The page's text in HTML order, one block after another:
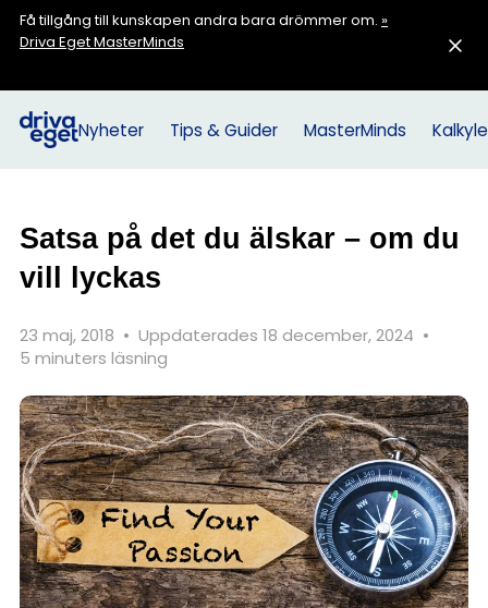
Få tillgång till kunskapen andra bara drömmer om. »
Driva Eget MasterMinds
Nyheter Tips & Guider MasterMinds
Satsa på det du älskar – om du
vill lyckas
23 maj, 2018 • Uppdaterades 18 december, 2024 •
5 minuters läsning